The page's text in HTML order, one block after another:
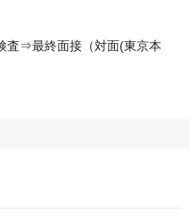
⇒最終面接（対面(東京本